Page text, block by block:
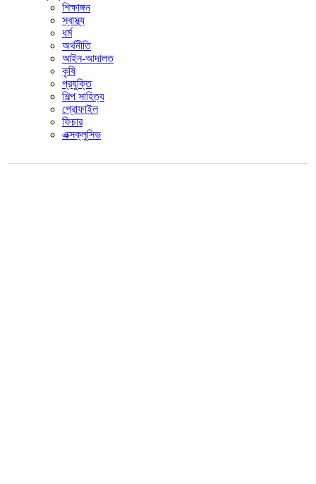
শিক্ষাঙ্গন
স্বাস্থ্য
ধর্ম
অর্থনীতি
আইন-আদালত
কৃষি
প্রযুক্তি
শিল্প সাহিত্য
প্রোফাইল
ফিচার
এক্সক্লুসিভ